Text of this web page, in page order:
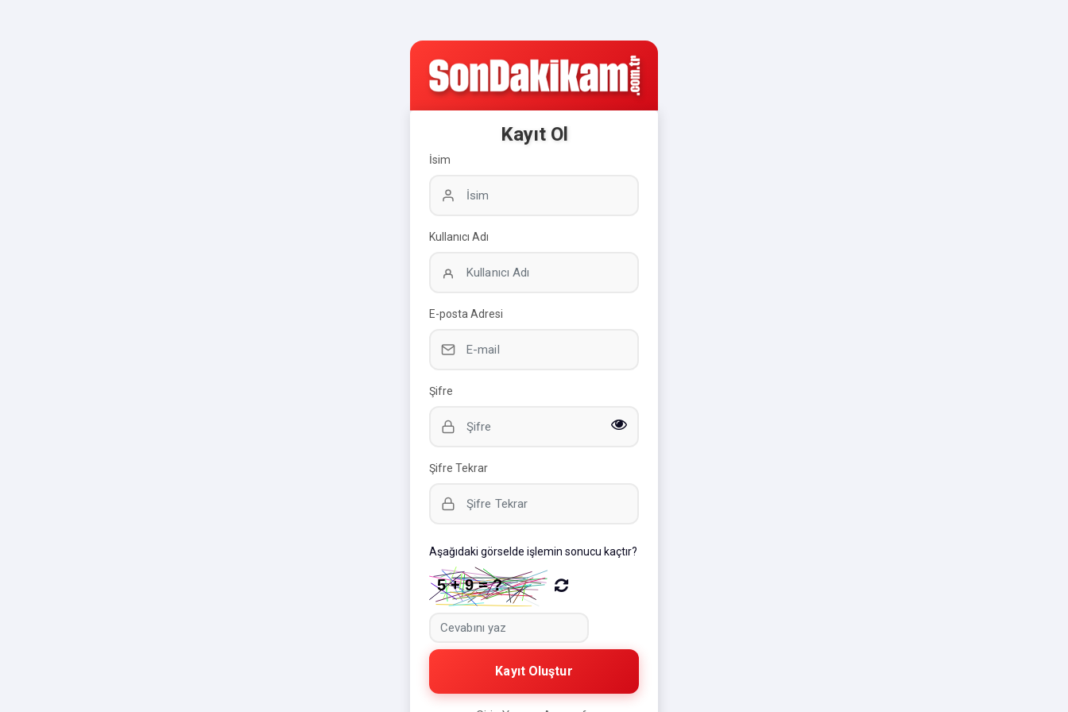
Kayıt Ol
İsim
Kullanıcı Adı
E-posta Adresi
Şifre
Şifre Tekrar
Aşağıdaki görselde işlemin sonucu kaçtır?
Kayıt Oluştur